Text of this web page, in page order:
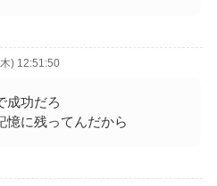
) 12:51:50
成功だろ
憶に残ってんだから